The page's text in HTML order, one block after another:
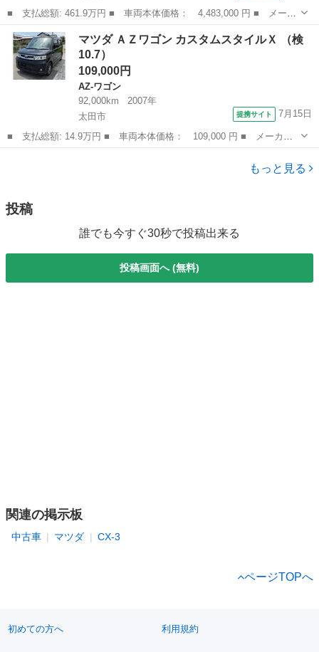
■ 支払総額: 461.9万円 ■ 車両本体価格： 4,483,000 円 ■ メーカ
ー名： マツダ ■ 車種名： ＣＸ－８０ ■ グレード名： ３．
３ ＸＤ ドライブ エディション ナッパ レザー パッケ ディ
ーゼルター...
群馬 前橋市 マツダ
マツダ ＡＺワゴン カスタムスタイルＸ （検
10.7）
109,000円
AZ-ワゴン
92,000km
2007年
太田市
提携サイト 7月15日
■ 支払総額: 14.9万円 ■ 車両本体価格： 109,000 円 ■ メーカー
名： マツダ ■ 車種名： ＡＺワゴン ■ グレード名： カスタム
スタイルＸ ■ 排気量： 660cc ■ ドア枚数： 5D ■ ミッション...
もっと見る
投稿
誰でも今すぐ30秒で投稿出来る
投稿画面へ (無料)
関連の掲示板
中古車 マツダ CX-3
ページTOPへ
初めての方へ 利用規約